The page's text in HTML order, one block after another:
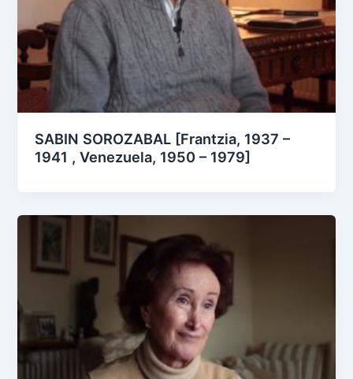
SABIN SOROZABAL [Frantzia, 1937 –
1941 , Venezuela, 1950 – 1979]